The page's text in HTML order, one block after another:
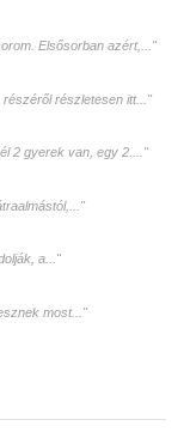
Elsősorban azért,..."
részletesen itt..."
2 gyerek van, egy 2...."
a..."
most..."